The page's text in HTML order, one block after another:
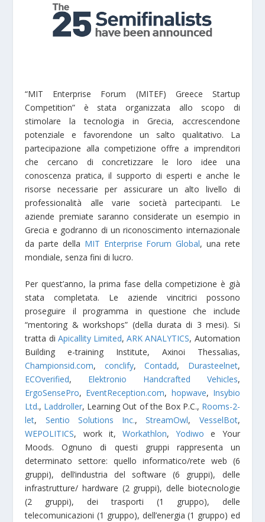
“MIT Enterprise Forum (MITEF) Greece Startup
Competition” è stata organizzata allo scopo di
stimolare la tecnologia in Grecia, accrescendone
potenziale e favorendone un salto qualitativo. La
partecipazione alla competizione offre a imprenditori
che cercano di concretizzare le loro idee una
conoscenza pratica, il supporto di esperti e anche le
risorse necessarie per assicurare un alto livello di
professionalità alle varie società partecipanti. Le
aziende premiate saranno considerate un esempio in
Grecia e godranno di un riconoscimento internazionale
da parte della MIT Enterprise Forum Global, una rete
mondiale, senza fini di lucro.
Per quest’anno, la prima fase della competizione è già
stata completata. Le aziende vincitrici possono
proseguire il programma in questione che include
“mentoring & workshops” (della durata di 3 mesi). Si
tratta di Apicallity Limited,ARK ANALYTICS, Automation
Building e-training Institute, Axinoi Thessalias,
Championsid.com, conclify,Contadd, Durasteelnet,
ECOverified, Elektronio Handcrafted Vehicles,
ErgoSensePro, EventReception.com, hopwave, Insybio
Ltd., Laddroller, Learning Out of the Box P.C., Rooms-2-
let, Sentio Solutions Inc.,StreamOwl, VesselBot,
WEPOLITICS, work it, Workathlon,Yodiwo e Your
Moods. Ognuno di questi gruppi rappresenta un
determinato settore: quello informatico/rete web (6
gruppi), dell’industria del software (6 gruppi), delle
infrastrutture/ hardware (2 gruppi), delle biotecnologie
(2 gruppi), dei trasporti (1 gruppo), delle
telecomunicazioni (1 gruppo), dell’energia (1 gruppo) ed